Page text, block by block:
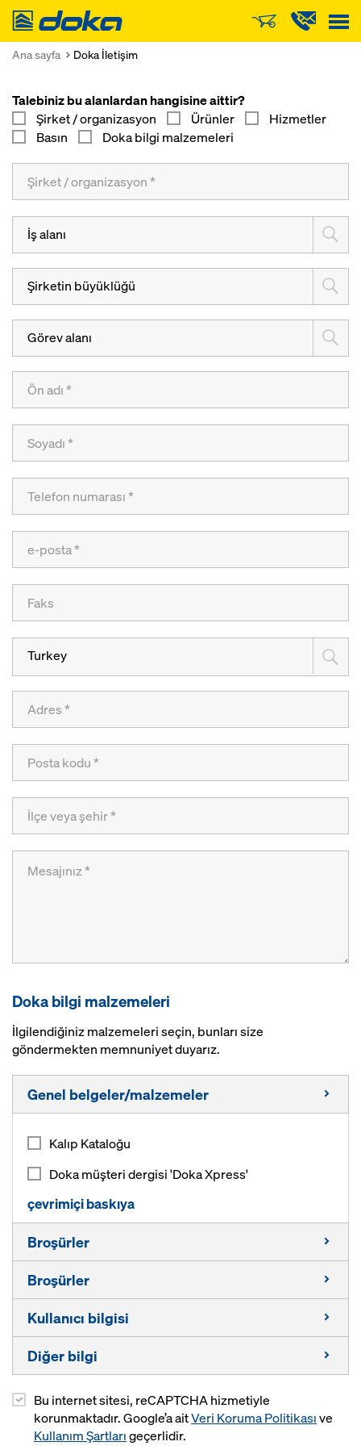
Doka
Ana sayfa Doka İletişim
Talebiniz bu alanlardan hangisine aittir?
Şirket / organizasyon
Ürünler
Hizmetler
Basın
Doka bilgi malzemeleri
İş alanı
Şirketin büyüklüğü
Görev alanı
Turkey
Doka bilgi malzemeleri
İlgilendiğiniz malzemeleri seçin, bunları size
göndermekten memnuniyet duyarız.
Genel belgeler/malzemeler
Kalıp Kataloğu
Doka müşteri dergisi 'Doka Xpress'
çevrimiçi baskıya
Broşürler
Kompozit kalıp kirişleri I tec 20
Ahşap kalıp kirişleri
Ahşap kiriş H20 top
3 katlı plywoodlar
Broşürler
Köprü inşasında kabiliyet
Enerjide kabiliyet
Konut inşasında kabiliyet
Kullanıcı bilgisi
Ahşap kalıp kirişleri
Kompozit kalıp kirişleri
Döşeme dikmesi Eurex top
Diğer bilgi
Öğrenciler için bilgi paketi
Diğer malzemeler
Bu internet sitesi, reCAPTCHA hizmetiyle
korunmaktadır. Google’a aitVeri Koruma Politikasıve
Kullanım Şartlarıgeçerlidir.